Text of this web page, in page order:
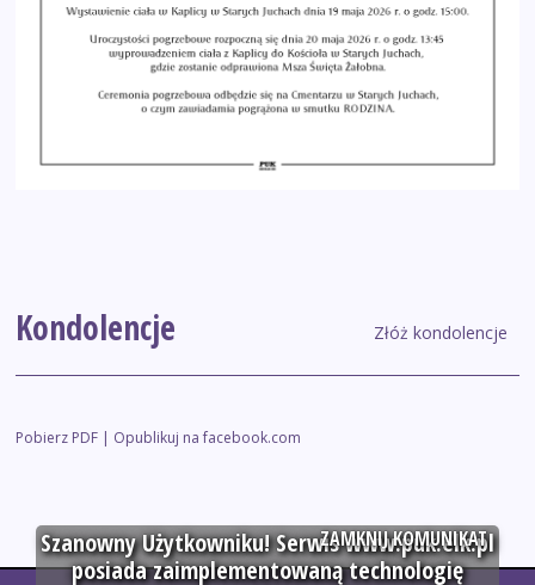
Kondolencje Złóż kondolencje
Pobierz PDF | Opublikuj na facebook.com
ZAMKNIJ KOMUNIKAT
Szanowny Użytkowniku! Serwis www.puk.elk.pl
posiada zaimplementowaną technologię